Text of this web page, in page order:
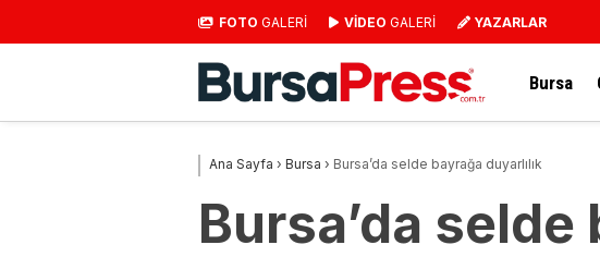
FOTO GALERİ VİDEO GALERİ YAZARLAR
Bursa
Ana Sayfa › Bursa › Bursa’da selde bayrağa duyarlılık
Bursa’da selde